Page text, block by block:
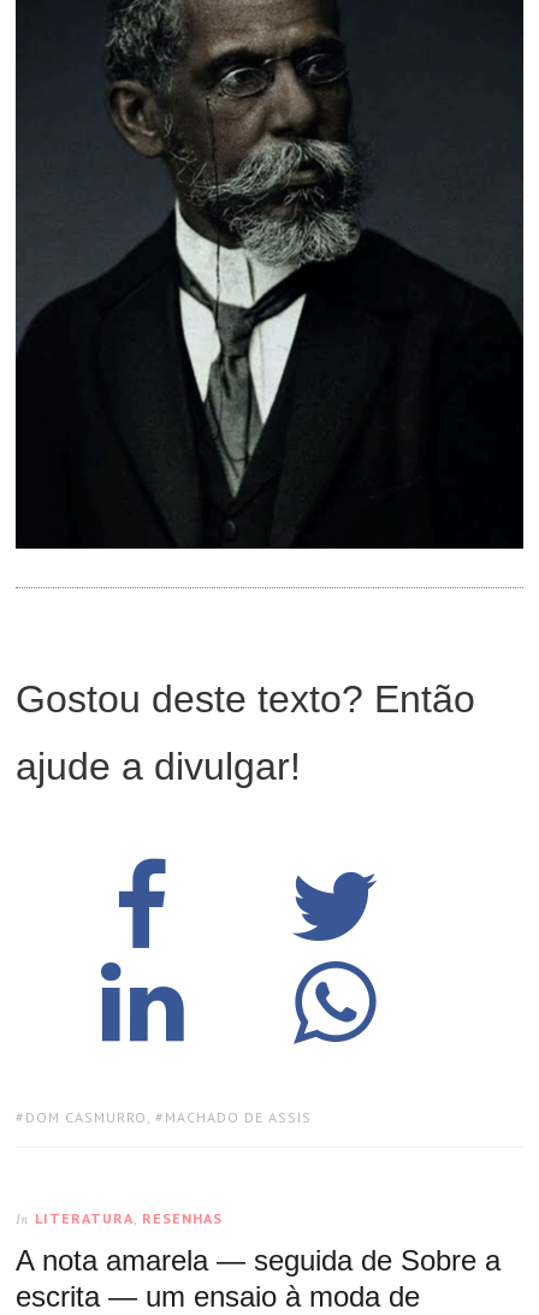
Gostou deste texto? Então
ajude a divulgar!
TAGS:
DOM CASMURRO , MACHADO DE ASSIS
In LITERATURA, RESENHAS
A nota amarela — seguida de Sobre a
escrita — um ensaio à moda de